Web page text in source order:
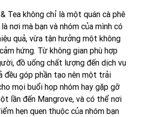
Tea không chỉ là một quán cà phê
nơi mà bạn và nhóm của mình có
quả, vừa tận hưởng một không
hứng. Từ không gian phù hợp
đồ uống chất lượng đến dịch vụ
đều góp phần tạo nên một trải
mọi buổi họp nhóm hay gặp gỡ
lần đến Mangrove, và có thể nơi
hẹn quen thuộc của nhóm bạn